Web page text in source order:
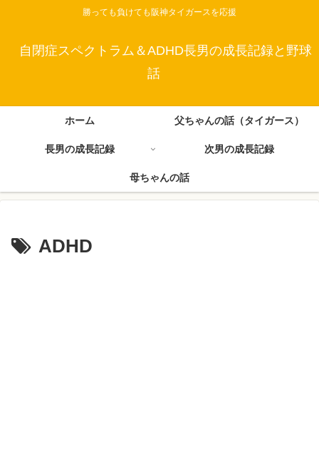
勝っても負けても阪神タイガースを応援
自閉症スペクトラム＆ADHD長男の成長記録と野球
話
ホーム 父ちゃんの話（タイガース）
長男の成長記録 次男の成長記録
母ちゃんの話
ADHD